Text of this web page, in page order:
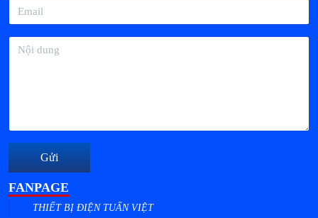
Gửi
FANPAGE
THIẾT BỊ ĐIỆN TUẤN VIỆT